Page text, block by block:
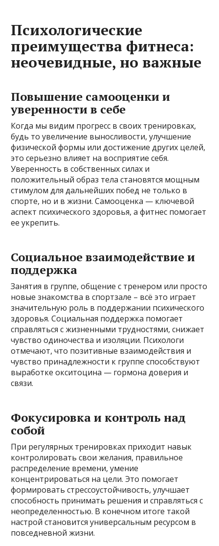
Психологические
преимущества фитнеса:
неочевидные, но важные
Повышение самооценки и
уверенности в себе
Когда мы видим прогресс в своих тренировках,
будь то увеличение выносливости, улучшение
физической формы или достижение других целей,
это серьезно влияет на восприятие себя.
Уверенность в собственных силах и
положительный образ тела становятся мощным
стимулом для дальнейших побед не только в
спорте, но и в жизни. Самооценка — ключевой
аспект психического здоровья, а фитнес помогает
ее укрепить.
Социальное взаимодействие и
поддержка
Занятия в группе, общение с тренером или просто
новые знакомства в спортзале – всё это играет
значительную роль в поддержании психического
здоровья. Социальная поддержка помогает
справляться с жизненными трудностями, снижает
чувство одиночества и изоляции. Психологи
отмечают, что позитивные взаимодействия и
чувство принадлежности к группе способствуют
выработке окситоцина — гормона доверия и
связи.
Фокусировка и контроль над
собой
При регулярных тренировках приходит навык
контролировать свои желания, правильное
распределение времени, умение
концентрироваться на цели. Это помогает
формировать стрессоустойчивость, улучшает
способность принимать решения и справляться с
неопределенностью. В конечном итоге такой
настрой становится универсальным ресурсом в
повседневной жизни.